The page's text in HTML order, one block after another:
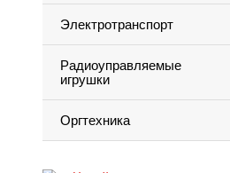
Электротранспорт
Радиоуправляемые
игрушки
Оргтехника